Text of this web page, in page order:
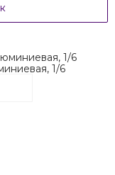
1/6